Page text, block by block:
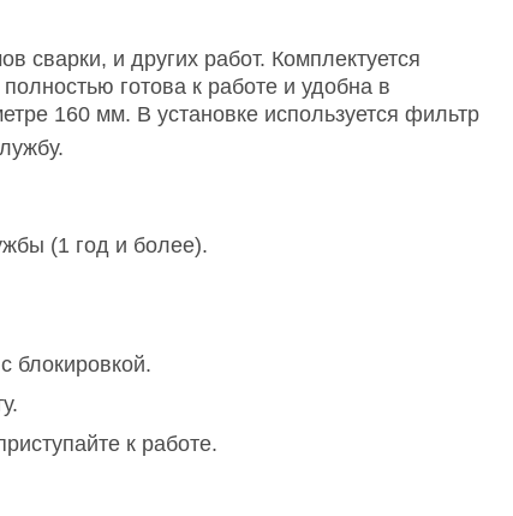
сварки, и других работ. Комплектуется
готова к работе и удобна в
160 мм. В установке используется фильтр
(1 год и более).
блокировкой.
к работе.